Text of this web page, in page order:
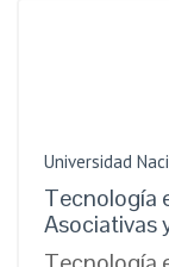
Universidad
Tecnología
Asociativas